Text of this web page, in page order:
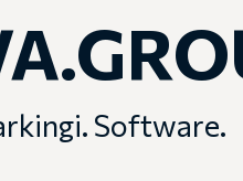
Software.